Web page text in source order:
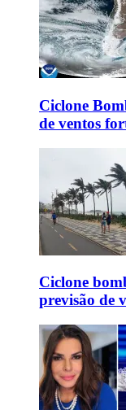
Ciclone
de ventos
Ciclone
previsão de